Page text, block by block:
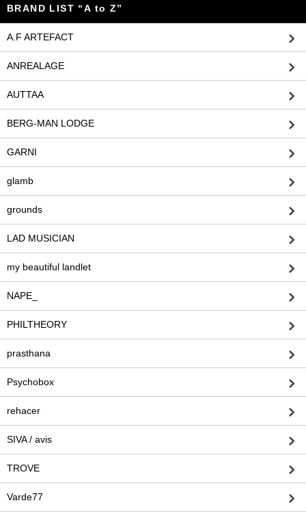
BRAND LIST “A to Z”
A.F ARTEFACT
ANREALAGE
AUTTAA
BERG-MAN LODGE
GARNI
glamb
grounds
LAD MUSICIAN
my beautiful landlet
NAPE_
PHILTHEORY
prasthana
Psychobox
rehacer
SIVA / avis
TROVE
Varde77